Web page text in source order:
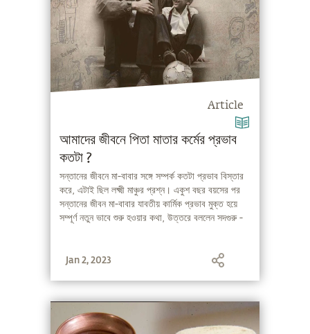
Article
আমাদের জীবনে পিতা মাতার কর্মের প্রভাব
কতটা ?
সন্তানের জীবনে মা-বাবার সঙ্গে সম্পর্ক কতটা প্রভাব বিস্তার
করে, এটাই ছিল লক্ষ্মী মাঞ্চুর প্রশ্ন। একুশ বছর বয়সের পর
সন্তানের জীবন মা-বাবার যাবতীয় কার্মিক প্রভাব মুক্ত হয়ে
সম্পূর্ণ নতুন ভাবে শুরু হওয়ার কথা, উত্তরে বললেন সদগুরু -
Jan 2, 2023